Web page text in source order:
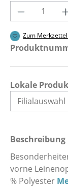
Produkt
Zum
Lokale
Beschreibung
vorne
% Polyester